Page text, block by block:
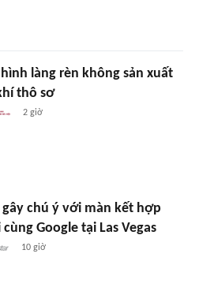
làng rèn không sản xuất
thô sơ
2 giờ
gây chú ý với màn kết hợp
Google tại Las Vegas
10 giờ